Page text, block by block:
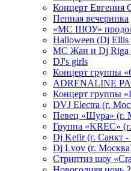
Концерт Евгения
Пенная вечеринка
«МС ШОУ»
Halloween (Dj Ellis
МС Жан и Dj Riga
DJ's girls
Концерт группы
ADRENALINE
Концерт группы
DVJ Electra (г.
Певец «Шура» (г.
Группа «KREC»
Dj Kefir (г. Санкт -
Dj Lvov (г.
Стриптиз шоу